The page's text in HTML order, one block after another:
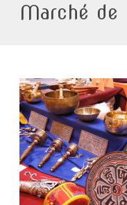
Marché de